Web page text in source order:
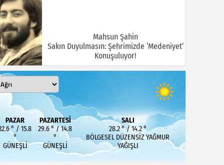
Mahsun Şahin
Sakın Duyulmasın: Şehrimizde ‘Medeniyet’
Konuşuluyor!
MEHMET KOÇ
DOĞUBAYAZIT ASLINDA BİR İNANÇ
MERKEZİDİR
PAZAR
° / 15.8
°
GÜNEŞLI
PAZARTESI
29.6 ° / 14.8
°
GÜNEŞLI
SALI
28.2 ° / 14.2 °
BÖLGESEL DÜZENSIZ YAĞMUR
YAĞIŞLI